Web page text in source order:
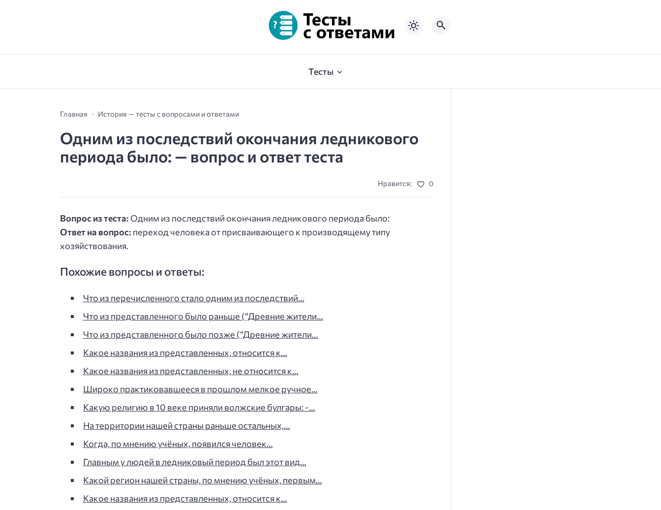
Тесты
Главная История — тесты с вопросами и ответами
Одним из последствий окончания ледникового
периода было: — вопрос и ответ теста
Нравится: 0
Вопрос из теста: Одним из последствий окончания ледникового периода было:
Ответ на вопрос: переход человека от присваивающего к производящему типу
хозяйствования.
Похожие вопросы и ответы:
Что из перечисленного стало одним из последствий…
Что из представленного было раньше (“Древние жители…
Что из представленного было позже (“Древние жители…
Какое названия из представленных, относится к…
Какое названия из представленных, не относится к…
Широко практиковавшееся в прошлом мелкое ручное…
Какую религию в 10 веке приняли волжские булгары: -…
На территории нашей страны раньше остальных,…
Когда, по мнению учёных, появился человек…
Главным у людей в ледниковый период был этот вид…
Какой регион нашей страны, по мнению учёных, первым…
Какое названия из представленных, относится к…